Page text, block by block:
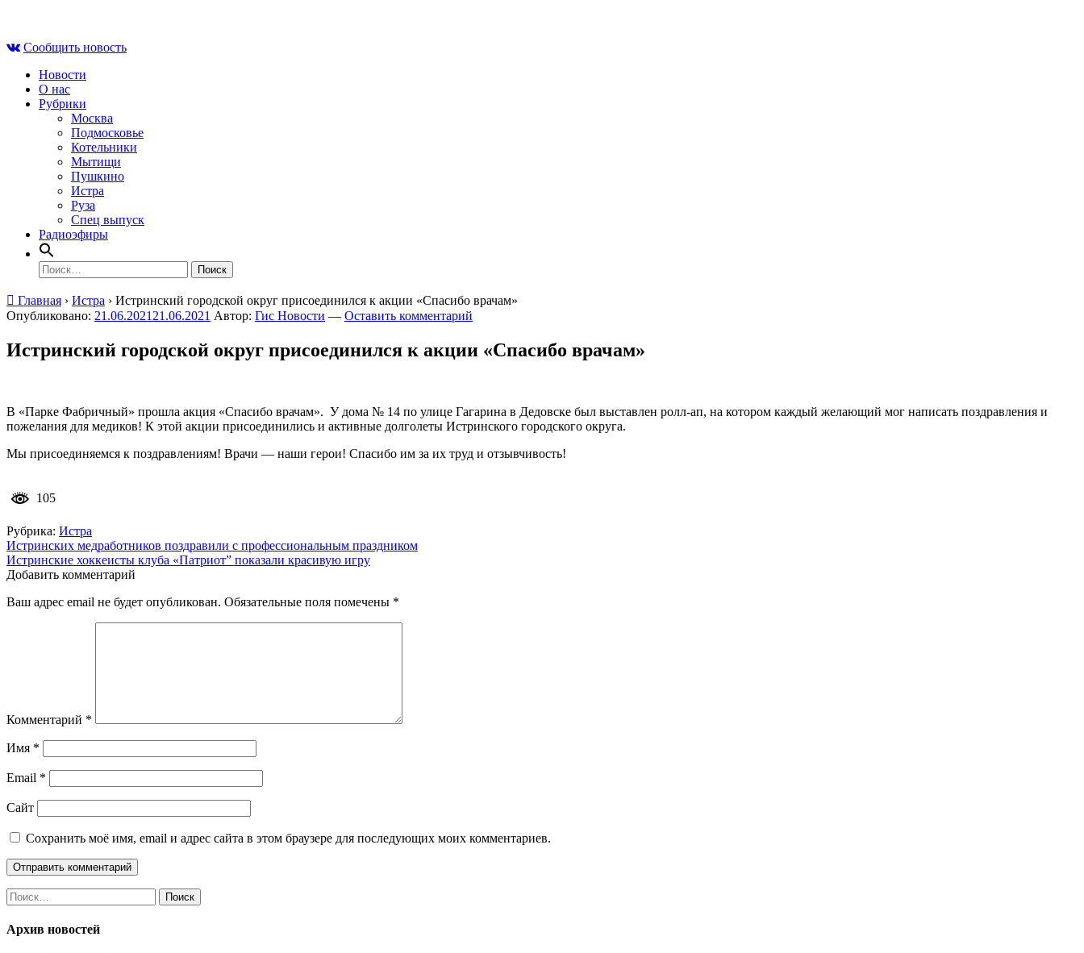
contentСообщить новость
Новости
О нас
Рубрики
Москва
Подмосковье
Котельники
Мытищи
Пушкино
Истра
Руза
Спец выпуск
Радиоэфиры
Найти:
Главная › Истра › Истринский городской округ присоединился к акции «Спасибо врачам»
Опубликовано: 21.06.2021 21.06.2021 Автор: Гис Новости — Оставить комментарий
Истринский городской округ присоединился к акции «Спасибо врачам»
В «Парке Фабричный» прошла акция «Спасибо врачам». У дома № 14 по улице Гагарина в Дедовске был выставлен ролл-ап, на котором каждый желающий мог написать поздравления и
пожелания для медиков! К этой акции присоединились и активные долголеты Истринского городского округа.
Мы присоединяемся к поздравлениям! Врачи — наши герои! Спасибо им за их труд и отзывчивость!
105
Рубрика: Истра
Навигация
по
Истринских медработников поздравили с профессиональным праздником
Истринские хоккеисты клуба «Патриот” показали красивую игру
Добавить комментарий
Ваш адрес email не будет опубликован. Обязательные поля помечены *
Комментарий *
Имя *
Email *
Сайт
Сохранить моё имя, email и адрес сайта в этом браузере для последующих моих комментариев.
Найти:
Архив новостей